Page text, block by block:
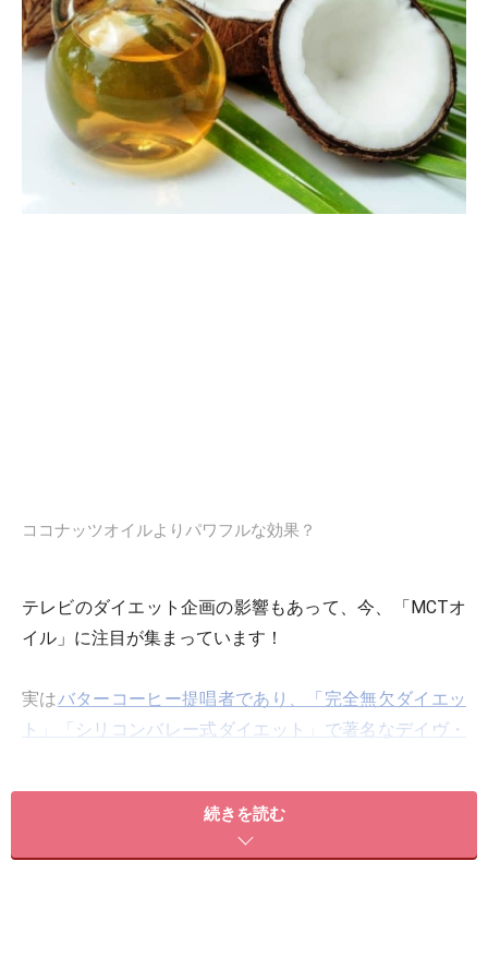
ココナッツオイルよりパワフルな効果？
テレビのダイエット企画の影響もあって、今、「MCTオ
イル」に注目が集まっています！
実はバターコーヒー提唱者であり、「完全無欠ダイエッ
ト」「シリコンバレー式ダイエット」で著名なデイヴ・
及されていました。
続きを読む